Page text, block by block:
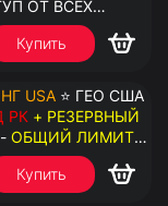
ОТ ВСЕХ
Купить
USA ⭐ ГЕО США
РК + РЕЗЕРВНЫЙ
ОБЩИЙ ЛИМИТ
-
Купить